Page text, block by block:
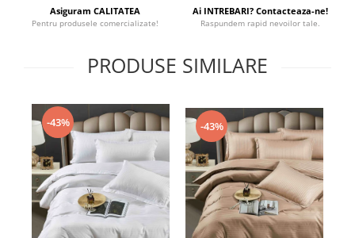
Asiguram CALITATEA
Pentru produsele comercializate!
Ai INTREBARI? Contacteaza-ne!
Raspundem rapid nevoilor tale.
PRODUSE SIMILARE
-43% -43%